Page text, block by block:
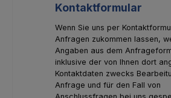
Kontaktformular
Wenn Sie uns per
Anfragen zukommen lassen,
Angaben aus dem
inklusive der von Ihnen dort
Kontaktdaten zwecks
Anfrage und für den Fall von